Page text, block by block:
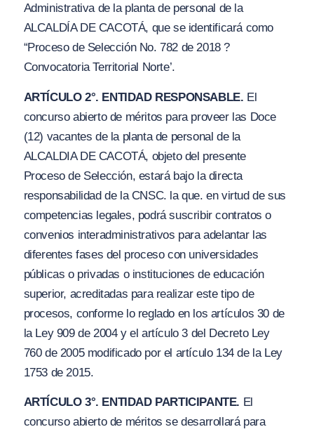
Administrativa de la planta de personal de la
ALCALDÍA DE CACOTÁ, que se identificará como
“Proceso de Selección No. 782 de 2018 ?
Convocatoria Territorial Norte’.
ARTÍCULO 2°. ENTIDAD RESPONSABLE. El
concurso abierto de méritos para proveer las Doce
(12) vacantes de la planta de personal de la
ALCALDIA DE CACOTÁ, objeto del presente
Proceso de Selección, estará bajo la directa
responsabilidad de la CNSC. la que. en virtud de sus
competencias legales, podrá suscribir contratos o
convenios interadministrativos para adelantar las
diferentes fases del proceso con universidades
públicas o privadas o instituciones de educación
superior, acreditadas para realizar este tipo de
procesos, conforme lo reglado en los artículos 30 de
la Ley 909 de 2004 yel artículo 3 del Decreto Ley
760 de 2005 modificado por el artículo 134 de la Ley
1753 de 2015.
ARTÍCULO 3°. ENTIDAD PARTICIPANTE. El
concurso abierto de méritos se desarrollará para